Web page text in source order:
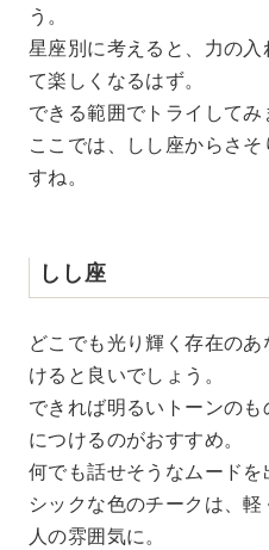
う。
星座別に考えると、力の
て楽しくなるはず。
できる範囲でトライしてみ
ここでは、しし座からさ
すね。
しし座
どこでも光り輝く存在の
けると良いでしょう。
できれば明るいトーンの
につけるのがおすすめ。
何でも話せそうなムードを
シックな色のチークは、
人の雰囲気に。